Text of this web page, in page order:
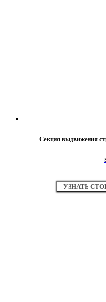
Секция выдвижения
УЗНАТЬ